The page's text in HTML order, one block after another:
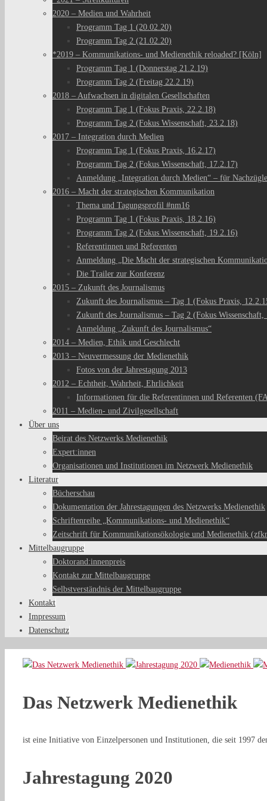
2020 – Medien und Wahrheit
Programm Tag 1 (20.02.20)
Programm Tag 2 (21.02.20)
*2019 – Kommunikations- und Medienethik reloaded? [Köln]
Programm Tag 1 (Donnerstag 21.2.19)
Programm Tag 2 (Freitag 22.2.19)
2018 – Aufwachsen in digitalen Gesellschaften
Programm Tag 1 (Fokus Praxis, 22.2.18)
Programm Tag 2 (Fokus Wissenschaft, 23.2.18)
2017 – Integration durch Medien
Programm Tag 1 (Fokus Praxis, 16.2.17)
Programm Tag 2 (Fokus Wissenschaft, 17.2.17)
Anmeldung „Integration durch Medien“ – für
2016 – Macht der strategischen Kommunikation
Thema und Tagungsprofil #nm16
Programm Tag 1 (Fokus Praxis, 18.2.16)
Programm Tag 2 (Fokus Wissenschaft, 19.2.16)
Referentinnen und Referenten
Anmeldung „Die Macht der strategischen
Die Trailer zur Konferenz
2015 – Zukunft des Journalismus
Zukunft des Journalismus – Tag 1 (Fokus Praxis,
Zukunft des Journalismus – Tag 2 (Fokus Wissenschaft,
Anmeldung „Zukunft des Journalismus“
2014 – Medien, Ethik und Geschlecht
2013 – Neuvermessung der Medienethik
Fotos von der Jahrestagung 2013
2012 – Echtheit, Wahrheit, Ehrlichkeit
Informationen für die Referentinnen und Referenten
2011 – Medien- und Zivilgesellschaft
Über uns
Beirat des Netzwerks Medienethik
Expert:innen
Organisationen und Institutionen im Netzwerk Medienethik
Literatur
Bücherschau
Dokumentation der Jahrestagungen des Netzwerks Medienethik
Schriftenreihe „Kommunikations- und Medienethik“
Zeitschrift für Kommunikationsökologie und Medienethik
Mittelbaugruppe
Doktorand:innenpreis
Kontakt zur Mittelbaugruppe
Selbstverständnis der Mittelbaugruppe
Kontakt
Impressum
Datenschutz
Das Netzwerk Medienethik
ist eine Initiative von Einzelpersonen und Institutionen, die seit 1997
Jahrestagung 2020